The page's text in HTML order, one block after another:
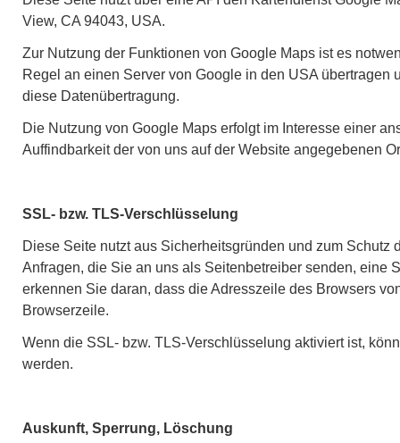
View, CA 94043, USA.
Zur Nutzung der Funktionen von Google Maps ist es
Regel an einen Server von Google in den USA
diese Datenübertragung.
Die Nutzung von Google Maps erfolgt im Interesse einer
Auffindbarkeit der von uns auf der Website angegebenen
SSL- bzw. TLS-Verschlüsselung
Diese Seite nutzt aus Sicherheitsgründen und zum
Anfragen, die Sie an uns als Seitenbetreiber senden, eine
erkennen Sie daran, dass die Adresszeile des Browsers
Browserzeile.
Wenn die SSL- bzw. TLS-Verschlüsselung aktiviert ist,
werden.
Auskunft, Sperrung, Löschung